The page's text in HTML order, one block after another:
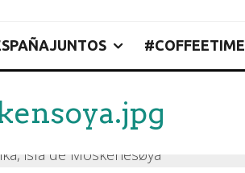
#COFFEETIME